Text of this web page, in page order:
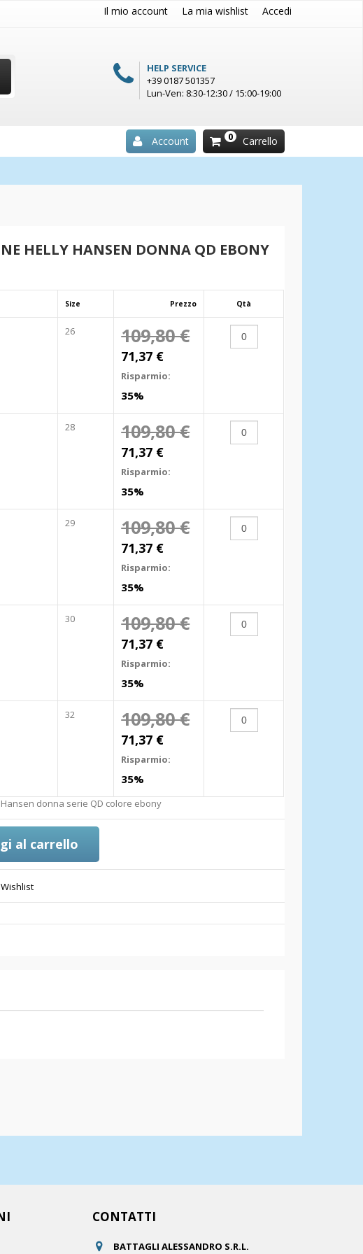
Il mio account La mia wishlist Accedi
HELP SERVICE
+39 0187 501357
Lun-Ven: 8:30-12:30 / 15:00-19:00
Carrello
0
Account
HELLY HANSEN DONNA QD EBONY
Size Prezzo Qtà
26 109,80 €
71,37 €
Risparmio:
35%
28 109,80 €
71,37 €
Risparmio:
35%
29 109,80 €
71,37 €
Risparmio:
35%
30 109,80 €
71,37 €
Risparmio:
35%
32 109,80 €
71,37 €
Risparmio:
35%
donna serie QD colore ebony
al carrello
CONTATTI
BATTAGLI ALESSANDRO S.R.L.